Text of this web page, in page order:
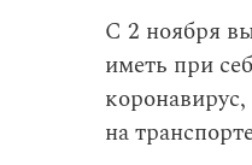
С 2 ноября
иметь при
коронавирус,
на